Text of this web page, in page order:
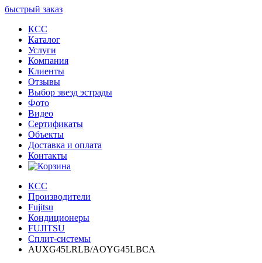
быстрый заказ
КСС
Каталог
Услуги
Компания
Клиенты
Oтзывы
Выбор звезд эстрады
Фото
Видео
Сертификаты
Объекты
Доставка и оплата
Контакты
КСС
Производители
Fujitsu
Кондиционеры
FUJITSU
Сплит-системы
AUXG45LRLB/AOYG45LBCA